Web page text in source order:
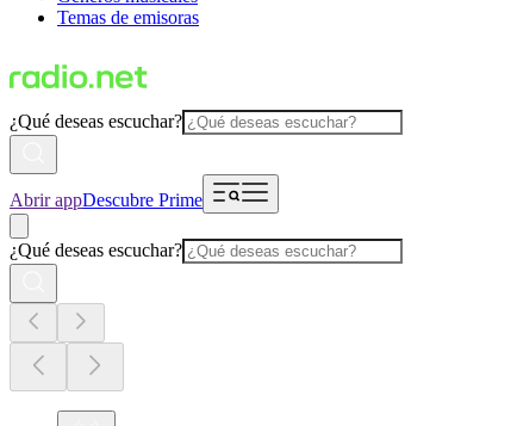
Temas de emisoras
¿Qué deseas escuchar?
Abrir appDescubre Prime
¿Qué deseas escuchar?